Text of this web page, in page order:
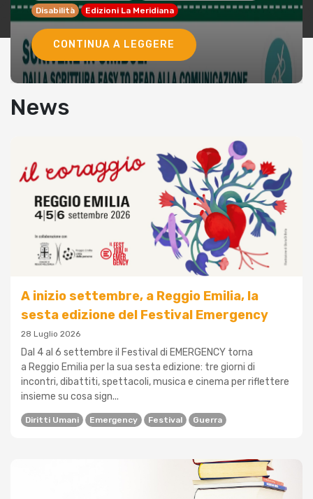
Disabilità
Edizioni La Meridiana
CONTINUA A LEGGERE
News
A inizio settembre, a Reggio Emilia, la
sesta edizione del Festival Emergency
28 Luglio 2026
Dal 4 al 6 settembre il Festival di EMERGENCY torna
a Reggio Emilia per la sua sesta edizione: tre giorni di
incontri, dibattiti, spettacoli, musica e cinema per riflettere
insieme su cosa sign...
Diritti Umani Emergency Festival Guerra